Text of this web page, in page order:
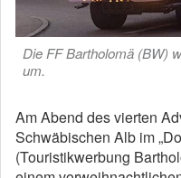
Die FF Bartholomä (BW)
um.
Am Abend des vierten
Schwäbischen Alb im
(Touristikwerbung